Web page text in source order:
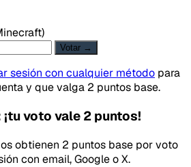
Votar →
sesión con cualquier método para
y que valga 2 puntos base.
voto vale 2 puntos!
obtienen 2 puntos base por voto
con email, Google o X.